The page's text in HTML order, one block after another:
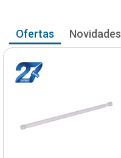
Ofertas Novidades